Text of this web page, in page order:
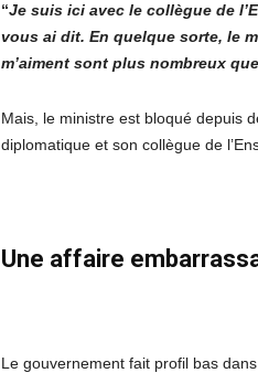
“Je suis ici avec le collègue de
vous ai dit. En quelque sorte, le
m’aiment sont plus nombreux
Mais, le ministre est bloqué depuis
diplomatique et son collègue de
Une affaire
Le gouvernement fait profil bas